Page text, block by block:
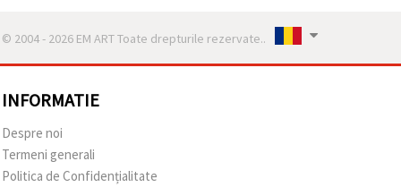
© 2004 - 2026 EM ART Toate drepturile rezervate..
INFORMATIE
Despre noi
Termeni generali
Politica de Confidențialitate